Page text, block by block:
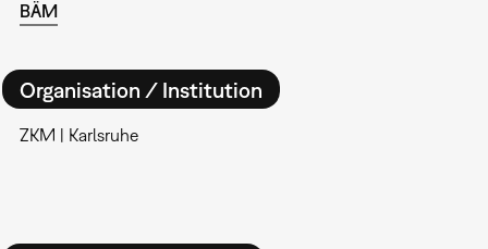
BÄM
Organisation / Institution
ZKM | Karlsruhe